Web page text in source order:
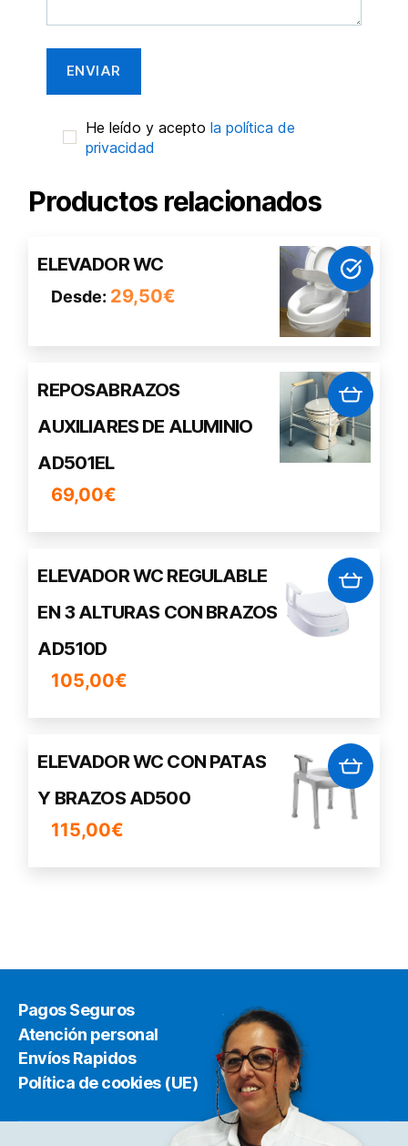
He leído y aceptola política de
privacidad
Productos relacionados
ELEVADOR WC
Desde: 29,50€
Este
tiene
variantes.
opciones
se
pueden
elegir
en
página
producto
REPOSABRAZOS
AUXILIARES DE ALUMINIO
AD501EL
69,00€
ELEVADOR WC REGULABLE
EN 3 ALTURAS CON BRAZOS
AD510D
105,00€
ELEVADOR WC CON PATAS
Y BRAZOS AD500
115,00€
Pagos Seguros
Atención personal
Envíos Rapidos
Política de cookies (UE)